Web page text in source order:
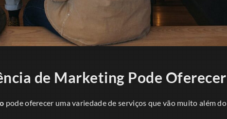
de Marketing Pode Oferecer
pode oferecer uma variedade de serviços que vão muito além do